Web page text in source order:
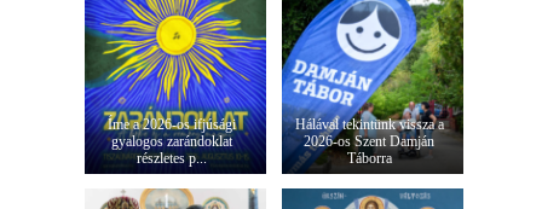
Íme a 2026-os ifjúsági
gyalogos zarándoklat
részletes p...
Hálával tekintünk vissza a
2026-os Szent Damján
Táborra